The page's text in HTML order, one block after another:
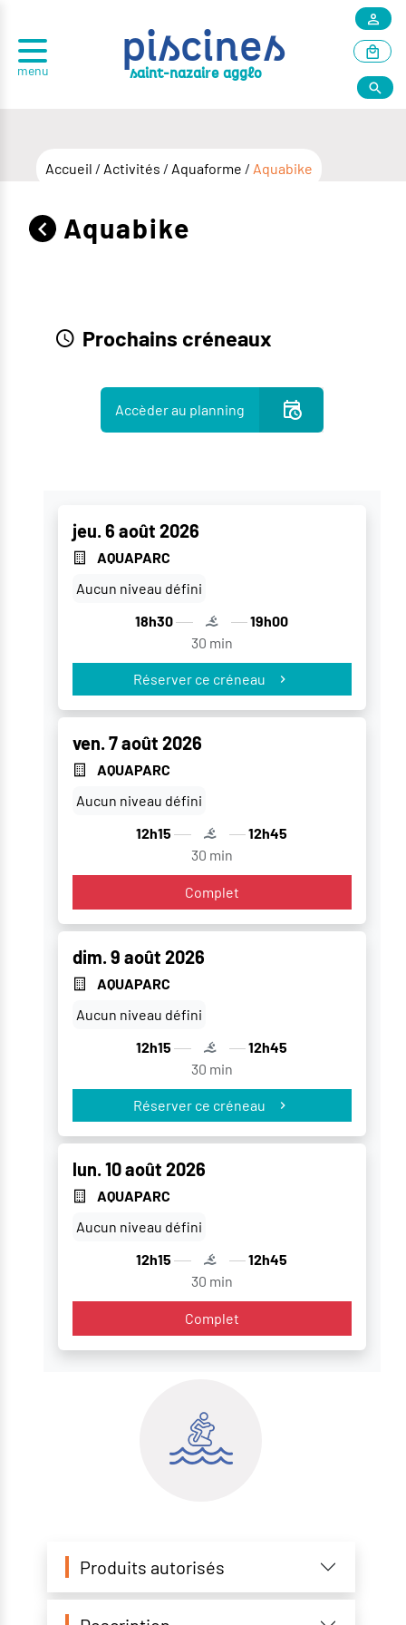
menu
piscines
saint-nazaire agglo
Accueil / Activités / Aquaforme / Aquabike
Aquabike
Produits autorisés
Prochains créneaux
jeu. 6 août 2026
AQUAPARC
Aucun niveau défini
18h30
19h00
30 min
Réserver ce créneau
ven. 7 août 2026
AQUAPARC
Aucun niveau défini
12h15
12h45
30 min
Complet
dim. 9 août 2026
AQUAPARC
Aucun niveau défini
12h15
12h45
30 min
Réserver ce créneau
lun. 10 août 2026
AQUAPARC
Aucun niveau défini
12h15
12h45
30 min
Complet
Accèder au planning